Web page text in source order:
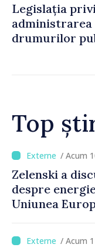
Legislația
drumurilor
Top
/ Acum